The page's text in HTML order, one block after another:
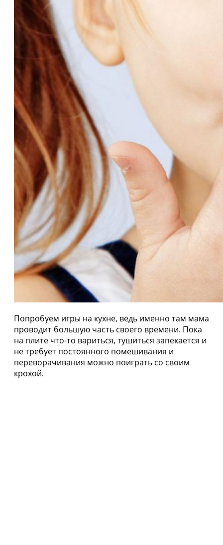
Попробуем игры на кухне, ведь именно там мама
проводит большую часть своего времени. Пока
на плите что-то вариться, тушиться запекается и
не требует постоянного помешивания и
переворачивания можно поиграть со своим
крохой.